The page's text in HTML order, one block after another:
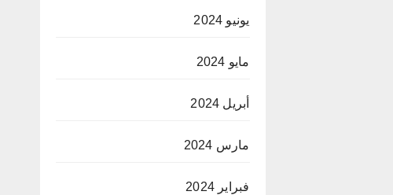
يونيو 2024
مايو 2024
أبريل 2024
مارس 2024
فبراير 2024